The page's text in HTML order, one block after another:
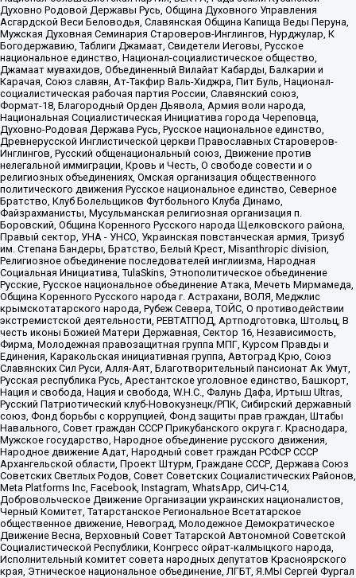
Духовно Родовой Державы Русь, Община Духовного Управления
Асгардской Веси Беловодья, Славянская Община Капища Веды Перуна,
Мужская Духовная Семинария Староверов-Инглингов, Нурджулар, К
Богодержавию, Таблиги Джамаат, Свидетели Иеговы, Русское
национальное единство, Национал-социалистическое общество,
Джамаат мувахидов, Объединенный Вилайат Кабарды, Балкарии и
Карачая, Союз славян, Ат-Такфир Валь-Хиджра, Пит Буль, Национал-
социалистическая рабочая партия России, Славянский союз,
Формат-18, Благородный Орден Дьявола, Армия воли народа,
Национальная Социалистическая Инициатива города Череповца,
Духовно-Родовая Держава Русь, Русское национальное единство,
Древнерусской Инглистической церкви Православных Староверов-
Инглингов, Русский общенациональный союз, Движение против
нелегальной иммиграции, Кровь и Честь, О свободе совести и о
религиозных объединениях, Омская организация общественного
политического движения Русское национальное единство, Северное
Братство, Клуб Болельщиков Футбольного Клуба Динамо,
Файзрахманисты, Мусульманская религиозная организация п.
Боровский, Община Коренного Русского народа Щелковского района,
Правый сектор, УНА - УНСО, Украинская повстанческая армия, Тризуб
им. Степана Бандеры, Братство, Белый Крест, Misanthropic division,
Религиозное объединение последователей инглиизма, Народная
Социальная Инициатива, TulaSkins, Этнополитическое объединение
Русские, Русское национальное объединение Атака, Мечеть Мирмамеда,
Община Коренного Русского народа г. Астрахани, ВОЛЯ, Меджлис
крымскотатарского народа, Рубеж Севера, ТОЙС, О противодействии
экстремистской деятельности, РЕВТАТПОД, Артподготовка, Штольц, В
честь иконы Божией Матери Державная, Сектор 16, Независимость,
Фирма, Молодежная правозащитная группа МПГ, Курсом Правды и
Единения, Каракольская инициативная группа, Автоград Крю, Союз
Славянских Сил Руси, Алля-Аят, Благотворительный пансионат Ак Умут,
Русская республика Русь, Арестантское уголовное единство, Башкорт,
Нация и свобода, Нация и свобода, W.H.С., Фалунь Дафа, Иртыш Ultras,
Русский Патриотический клуб-Новокузнецк/РПК, Сибирский державный
союз, Фонд борьбы с коррупцией, Фонд защиты прав граждан, Штабы
Навального, Совет граждан СССР Прикубанского округа г. Краснодара,
Мужское государство, Народное объединение русского движения,
Народное движение Адат, Народный совет граждан РСФСР СССР
Архангельской области, Проект Штурм, Граждане СССР, Держава Союз
Советских Светлых Родов, Совет Советских Социалистических Районов,
Meta Platforms Inc, Facebook, Instagram, WhatsApp, СИЧ-С14,
Добровольческое Движение Организации украинских националистов,
Черный Комитет, Татарстанское Региональное Всетатарское
общественное движение, Невоград, Молодежное Демократическое
Движение Весна, Верховный Совет Татарской Автономной Советской
Социалистической Республики, Конгресс ойрат-калмыцкого народа,
Исполнительный комитет совета народных депутатов Красноярского
края, Этническое национальное объединение, ЛГБТ, Я.МЫ Сергей Фургал